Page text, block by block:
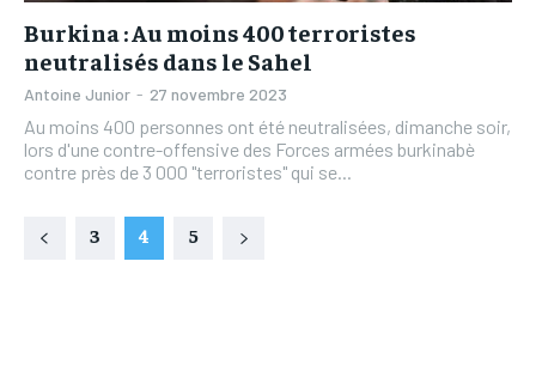
Burkina : Au moins 400 terroristes
neutralisés dans le Sahel
Antoine Junior - 27 novembre 2023
Au moins 400 personnes ont été neutralisées, dimanche soir,
lors d'une contre-offensive des Forces armées burkinabè
contre près de 3 000 "terroristes" qui se...
3 4 5